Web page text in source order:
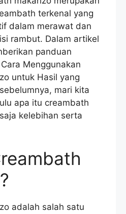
terkenal yang
dalam merawat dan
rambut. Dalam artikel
panduan
Menggunakan
untuk Hasil yang
mari kita
apa itu creambath
kelebihan serta
adalah salah satu